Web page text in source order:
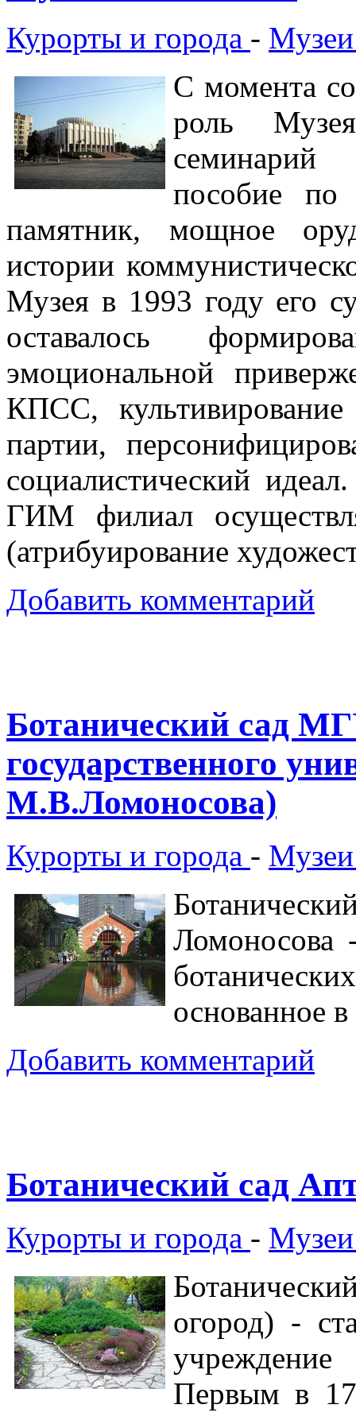
Курорты и города -
С момента
роль
семинарий
пособие по
памятник, мощное
истории
Музея в 1993 году его
оставалось
эмоциональной
КПСС,
партии,
социалистический
ГИМ филиал
(атрибуирование
Добавить комментарий
Ботанический сад
государственного
М.В.Ломоносова)
Курорты и города -
Ломоносова
основанное
Добавить комментарий
Ботанический сад
Курорты и города -
огород) -
Первым в